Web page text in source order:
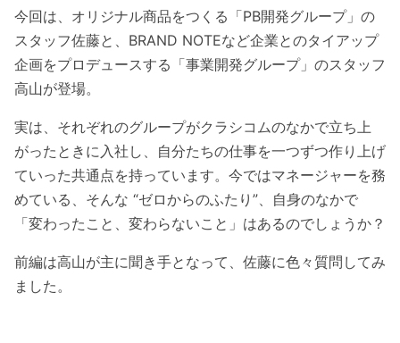
今回は、オリジナル商品をつくる「PB開発グループ」の
スタッフ佐藤と、BRAND NOTEなど企業とのタイアップ
企画をプロデュースする「事業開発グループ」のスタッフ
高山が登場。
実は、それぞれのグループがクラシコムのなかで立ち上
がったときに入社し、自分たちの仕事を一つずつ作り上げ
ていった共通点を持っています。今ではマネージャーを務
めている、そんな “ゼロからのふたり”、自身のなかで
「変わったこと、変わらないこと」はあるのでしょうか？
前編は高山が主に聞き手となって、佐藤に色々質問してみ
ました。